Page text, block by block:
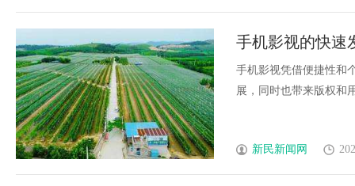
手机影视的快速
手机影视凭借便捷性和
展，同时也带来版权和
新民新闻网